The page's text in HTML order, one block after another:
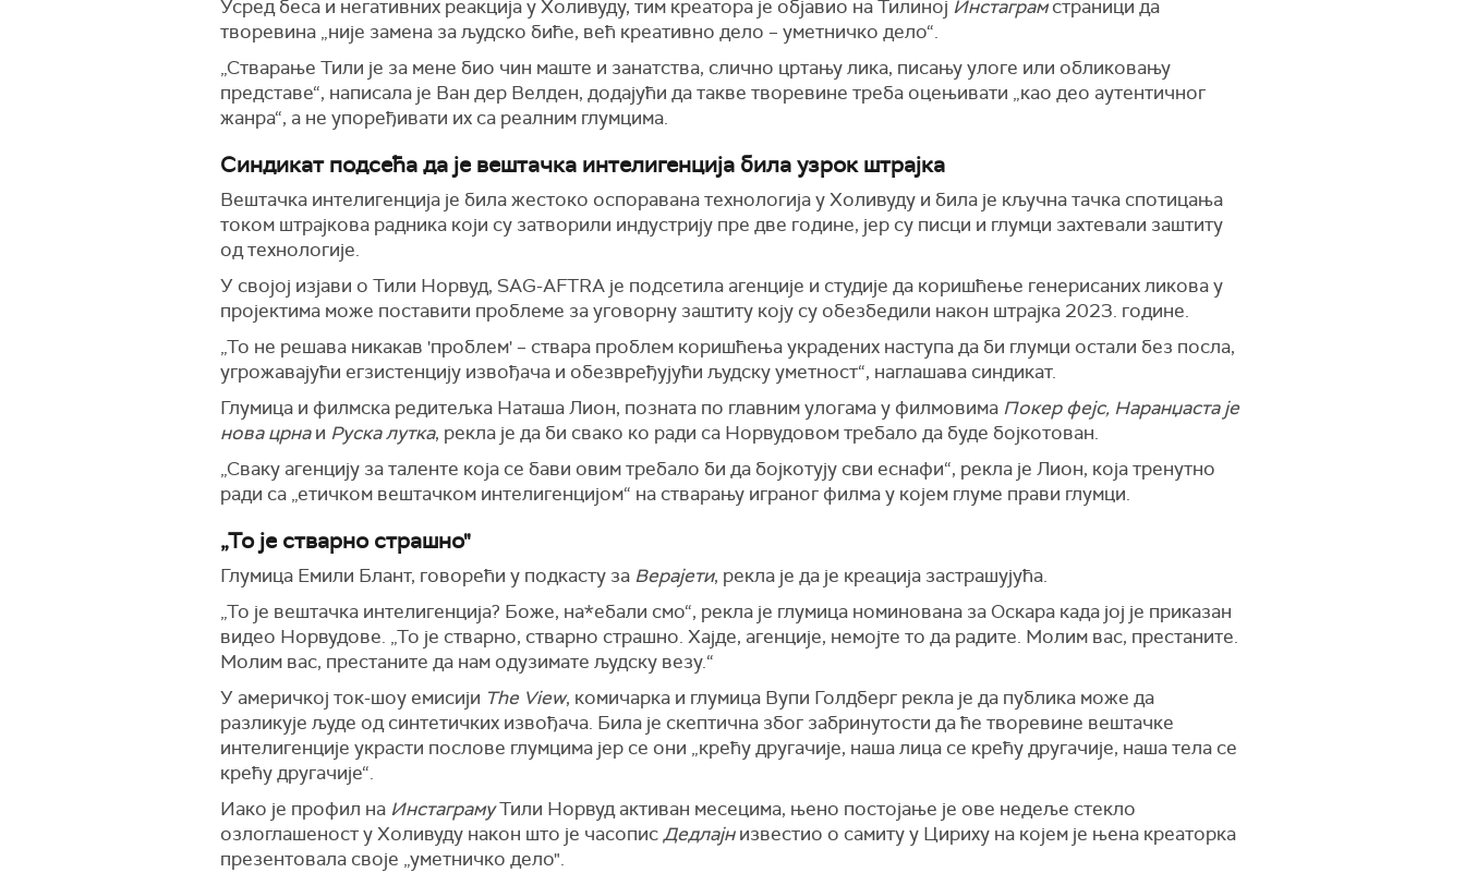
Усред беса и негативних реакција у Холивуду, тим креатора је објавио на Тилиној Инстаграмстраници да
творевина „није замена за људско биће, већ креативно дело – уметничко дело“.
„Стварање Тили је за мене био чин маште и занатства, слично цртању лика, писању улоге или обликовању
представе“, написала је Ван дер Велден, додајући да такве творевине треба оцењивати „као део аутентичног
жанра“, а не упоређивати их са реалним глумцима.
Синдикат подсећа да је вештачка интелигенција била узрок штрајка
Вештачка интелигенција је била жестоко оспоравана технологија у Холивуду и била је кључна тачка спотицања
током штрајкова радника који су затворили индустрију пре две године, јер су писци и глумци захтевали заштиту
од технологије.
У својој изјави о Тили Норвуд, SAG-AFTRA је подсетила агенције и студије да коришћење генерисаних ликова у
пројектима може поставити проблеме за уговорну заштиту коју су обезбедили након штрајка 2023. године.
„То не решава никакав 'проблем' – ствара проблем коришћења украдених наступа да би глумци остали без посла,
угрожавајући егзистенцију извођача и обезвређујући људску уметност“, наглашава синдикат.
Глумица и филмска редитељка Наташа Лион, позната по главним улогама у филмовима Покер фејс, Наранџаста је
нова црнаи Руска лутка, рекла је да би свако ко ради са Норвудовом требало да буде бојкотован.
„Сваку агенцију за таленте која се бави овим требало би да бојкотују сви еснафи“, рекла је Лион, која тренутно
ради са „етичком вештачком интелигенцијом“ на стварању играног филма у којем глуме прави глумци.
„То је стварно страшно"
Глумица Емили Блант, говорећи у подкасту за Верајети, рекла је да је креација застрашујућа.
„То је вештачка интелигенција? Боже, на*ебали смо“, рекла је глумица номинована за Оскара када јој је приказан
видео Норвудове. „То је стварно, стварно страшно. Хајде, агенције, немојте то да радите. Молим вас, престаните.
Молим вас, престаните да нам одузимате људску везу.“
У америчкој ток-шоу емисији The View, комичарка и глумица Вупи Голдберг рекла је да публика може да
разликује људе од синтетичких извођача. Била је скептична због забринутости да ће творевине вештачке
интелигенције украсти послове глумцима јер се они „крећу другачије, наша лица се крећу другачије, наша тела се
крећу другачије“.
Иако је профил на ИнстаграмуТили Норвуд активан месецима, њено постојање је ове недеље стекло
озлоглашеност у Холивуду након што је часописДедлајнизвестио о самиту у Цириху на којем је њена креаторка
презентовала своје „уметничко дело".